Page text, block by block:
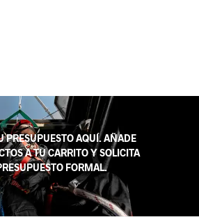
PRESUPUESTO AQUÍ. AÑADE
A TU CARRITO Y SOLICITA
FORMAL.